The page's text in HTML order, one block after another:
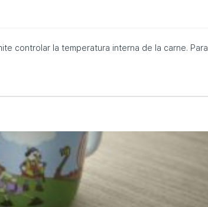
controlar la temperatura interna de la carne. Para